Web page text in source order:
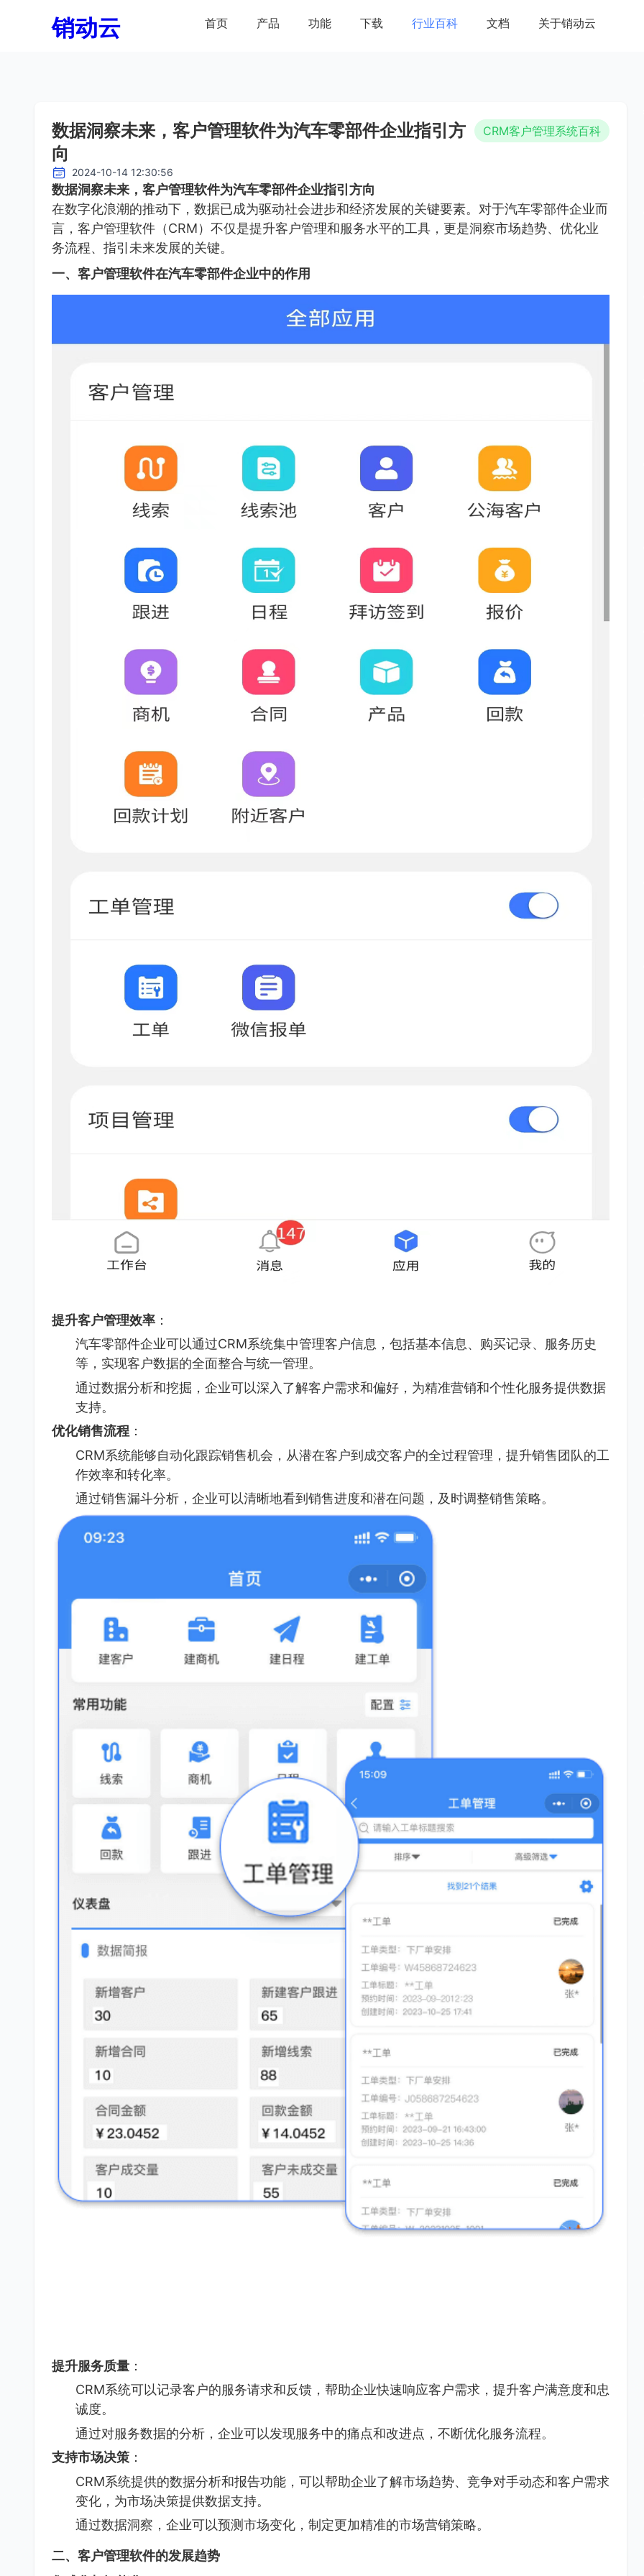
销动云 首页 产品 功能 下载 行业百科 文档 关于销动云
数据洞察未来，客户管理软件为汽车零部件企业指引方
向
CRM客户管理系统百科
2024-10-14 12:30:56
数据洞察未来，客户管理软件为汽车零部件企业指引方向
在数字化浪潮的推动下，数据已成为驱动社会进步和经济发展的关键要素。对于汽车零部件企业而
言，客户管理软件（CRM）不仅是提升客户管理和服务水平的工具，更是洞察市场趋势、优化业
务流程、指引未来发展的关键。
一、客户管理软件在汽车零部件企业中的作用
提升客户管理效率 ：
汽车零部件企业可以通过CRM系统集中管理客户信息，包括基本信息、购买记录、服务历史
等，实现客户数据的全面整合与统一管理。
通过数据分析和挖掘，企业可以深入了解客户需求和偏好，为精准营销和个性化服务提供数据
支持。
优化销售流程 ：
CRM系统能够自动化跟踪销售机会，从潜在客户到成交客户的全过程管理，提升销售团队的工
作效率和转化率。
通过销售漏斗分析，企业可以清晰地看到销售进度和潜在问题，及时调整销售策略。
提升服务质量 ：
CRM系统可以记录客户的服务请求和反馈，帮助企业快速响应客户需求，提升客户满意度和忠
诚度。
通过对服务数据的分析，企业可以发现服务中的痛点和改进点，不断优化服务流程。
支持市场决策 ：
CRM系统提供的数据分析和报告功能，可以帮助企业了解市场趋势、竞争对手动态和客户需求
变化，为市场决策提供数据支持。
通过数据洞察，企业可以预测市场变化，制定更加精准的市场营销策略。
二、客户管理软件的发展趋势